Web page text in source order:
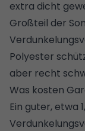
extra dicht
Großteil der
Polyester
aber recht
Was kosten
Ein guter, etwa